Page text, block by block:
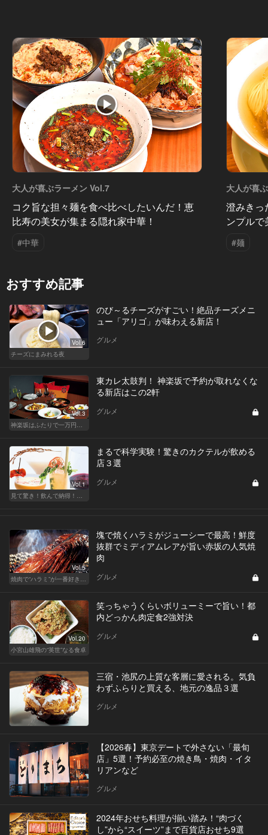
大人が喜ぶラーメン Vol.7
コク旨な担々麺を食べ比べしたいんだ！恵
比寿の美女が集まる隠れ家中華！
#中華
大人が喜
澄みきっ
ンプル
#麺
おすすめ記事
Vol.6
チーズにまみれる夜
のび～るチーズがすごい！絶品チーズメニ
ュー「アリゴ」が味わえる新店！
グルメ
Vol.3
東カレ太鼓判！ 神楽坂で予約が取れなくな
る新店はこの2軒
グルメ
Vol.1
まるで科学実験！驚きのカクテルが飲める
店３選
グルメ
Vol.5
塊で焼くハラミがジューシーで最高！鮮度
抜群でミディアムレアが旨い赤坂の人気焼
肉
グルメ
Vol.20
小宮山雄飛の“英世”なる食卓
笑っちゃうくらいボリューミーで旨い！都
内どっかん肉定食2強対決
グルメ
三宿・池尻の上質な客層に愛される。気負
わずふらりと買える、地元の逸品３選
グルメ
【2026春】東京デートで外さない「最旬
店」5選！予約必至の焼き鳥・焼肉・イタ
リアンなど
グルメ
2024年おせち料理が揃い踏み！“肉づく
し”から“スイーツ”まで百貨店おせち9選